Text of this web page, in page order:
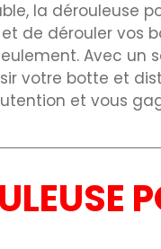
la dérouleuse
de dérouler vos
Avec un
votre botte et
et vous